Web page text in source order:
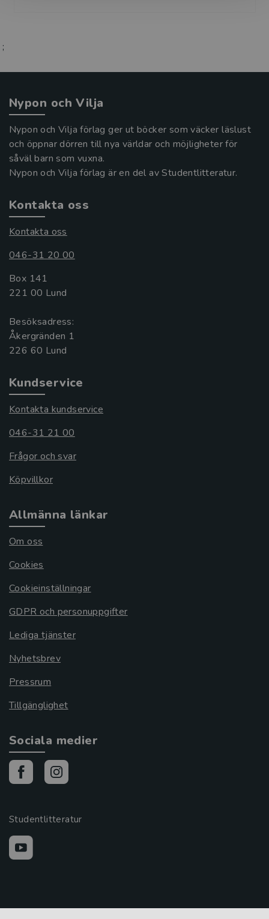
;
Nypon och Vilja
Nypon och Vilja förlag ger ut böcker som väcker läslust
och öppnar dörren till nya världar och möjligheter för
såväl barn som vuxna.
Nypon och Vilja förlag är en del av Studentlitteratur.
Kontakta oss
Kontakta oss
046-31 20 00
Box 141
221 00 Lund
Besöksadress:
Åkergränden 1
Kundservice
Kontakta kundservice
046-31 21 00
Frågor och svar
Köpvillkor
Allmänna länkar
Om oss
Cookies
Cookieinställningar
GDPR och personuppgifter
Lediga tjänster
Nyhetsbrev
Pressrum
Tillgänglighet
Sociala medier
Studentlitteratur